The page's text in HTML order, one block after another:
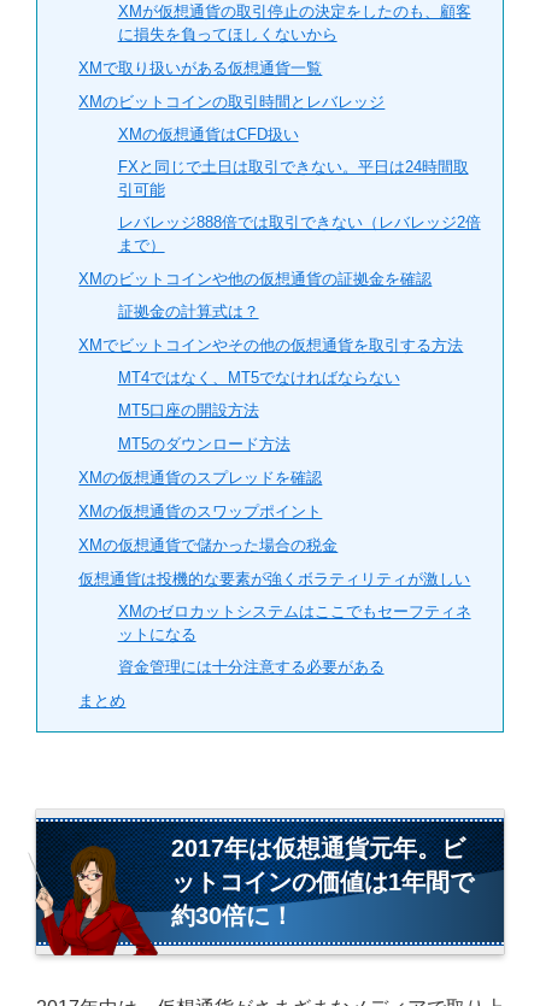
XMが仮想通貨の取引停止の決定をしたのも、顧客
に損失を負ってほしくないから
XMで取り扱いがある仮想通貨一覧
XMのビットコインの取引時間とレバレッジ
XMの仮想通貨はCFD扱い
FXと同じで土日は取引できない。平日は24時間取
引可能
レバレッジ888倍では取引できない（レバレッジ2倍
まで）
XMのビットコインや他の仮想通貨の証拠金を確認
証拠金の計算式は？
XMでビットコインやその他の仮想通貨を取引する方法
MT4ではなく、MT5でなければならない
MT5口座の開設方法
MT5のダウンロード方法
XMの仮想通貨のスプレッドを確認
XMの仮想通貨のスワップポイント
XMの仮想通貨で儲かった場合の税金
仮想通貨は投機的な要素が強くボラティリティが激しい
XMのゼロカットシステムはここでもセーフティネ
ットになる
資金管理には十分注意する必要がある
まとめ
2017年は仮想通貨元年。ビ
ットコインの価値は1年間で
約30倍に！